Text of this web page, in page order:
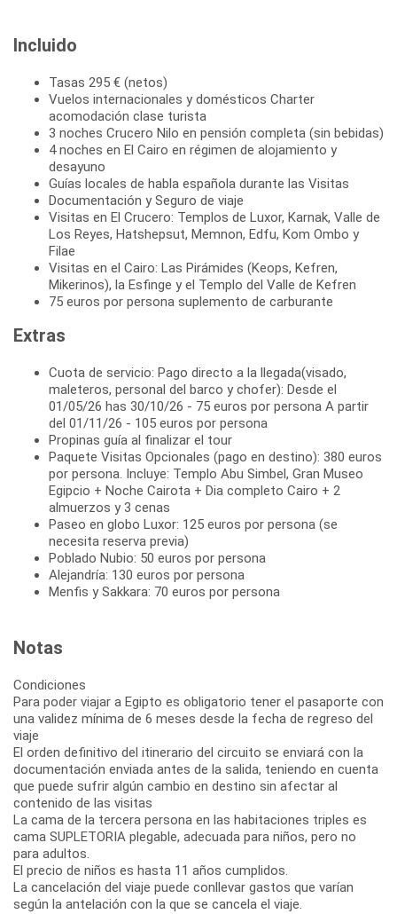
Incluido
Tasas 295 € (netos)
Vuelos internacionales y domésticos Charter
acomodación clase turista
3 noches Crucero Nilo en pensión completa (sin bebidas)
4 noches en El Cairo en régimen de alojamiento y
desayuno
Guías locales de habla española durante las Visitas
Documentación y Seguro de viaje
Visitas en El Crucero: Templos de Luxor, Karnak, Valle de
Los Reyes, Hatshepsut, Memnon, Edfu, Kom Ombo y
Filae
Visitas en el Cairo: Las Pirámides (Keops, Kefren,
Mikerinos), la Esfinge y el Templo del Valle de Kefren
75 euros por persona suplemento de carburante
Extras
Cuota de servicio: Pago directo a la llegada(visado,
maleteros, personal del barco y chofer): Desde el
01/05/26 has 30/10/26 - 75 euros por persona A partir
del 01/11/26 - 105 euros por persona
Propinas guía al finalizar el tour
Paquete Visitas Opcionales (pago en destino): 380 euros
por persona. Incluye: Templo Abu Simbel, Gran Museo
Egipcio + Noche Cairota + Dia completo Cairo + 2
almuerzos y 3 cenas
Paseo en globo Luxor: 125 euros por persona (se
necesita reserva previa)
Poblado Nubio: 50 euros por persona
Alejandría: 130 euros por persona
Menfis y Sakkara: 70 euros por persona
Notas
Condiciones
Para poder viajar a Egipto es obligatorio tener el pasaporte con
una validez mínima de 6 meses desde la fecha de regreso del
viaje
El orden definitivo del itinerario del circuito se enviará con la
documentación enviada antes de la salida, teniendo en cuenta
que puede sufrir algún cambio en destino sin afectar al
contenido de las visitas
La cama de la tercera persona en las habitaciones triples es
cama SUPLETORIA plegable, adecuada para niños, pero no
para adultos.
El precio de niños es hasta 11 años cumplidos.
La cancelación del viaje puede conllevar gastos que varían
según la antelación con la que se cancela el viaje.